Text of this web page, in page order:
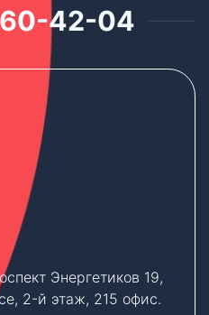
42-04
Энергетиков 19,
2-й этаж, 215 офис.